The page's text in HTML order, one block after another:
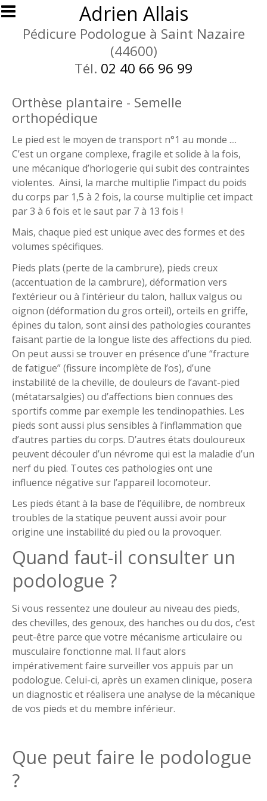
Aller au contenu principalAdrien Allais
Pédicure Podologue à Saint Nazaire
(44600)
Tél. 02 40 66 96 99
Orthèse plantaire - Semelle
orthopédique
Le pied est le moyen de transport n°1 au monde ....
C’est un organe complexe, fragile et solide à la fois,
une mécanique d’horlogerie qui subit des contraintes
violentes. Ainsi, la marche multiplie l’impact du poids
du corps par 1,5 à 2 fois, la course multiplie cet impact
par 3 à 6 fois et le saut par 7 à 13 fois !
Mais, chaque pied est unique avec des formes et des
volumes spécifiques.
Pieds plats (perte de la cambrure), pieds creux
(accentuation de la cambrure), déformation vers
l’extérieur ou à l’intérieur du talon, hallux valgus ou
oignon (déformation du gros orteil), orteils en griffe,
épines du talon, sont ainsi des pathologies courantes
faisant partie de la longue liste des affections du pied.
On peut aussi se trouver en présence d’une “fracture
de fatigue” (fissure incomplète de l’os), d’une
instabilité de la cheville, de douleurs de l’avant-pied
(métatarsalgies) ou d’affections bien connues des
sportifs comme par exemple les tendinopathies. Les
pieds sont aussi plus sensibles à l’inflammation que
d’autres parties du corps. D’autres états douloureux
peuvent découler d’un névrome qui est la maladie d’un
nerf du pied. Toutes ces pathologies ont une
influence négative sur l’appareil locomoteur.
Les pieds étant à la base de l’équilibre, de nombreux
troubles de la statique peuvent aussi avoir pour
origine une instabilité du pied ou la provoquer.
Quand faut-il consulter un
podologue ?
Si vous ressentez une douleur au niveau des pieds,
des chevilles, des genoux, des hanches ou du dos, c’est
peut-être parce que votre mécanisme articulaire ou
musculaire fonctionne mal. Il faut alors
impérativement faire surveiller vos appuis par un
podologue. Celui-ci, après un examen clinique, posera
un diagnostic et réalisera une analyse de la mécanique
de vos pieds et du membre inférieur.
Que peut faire le podologue
?